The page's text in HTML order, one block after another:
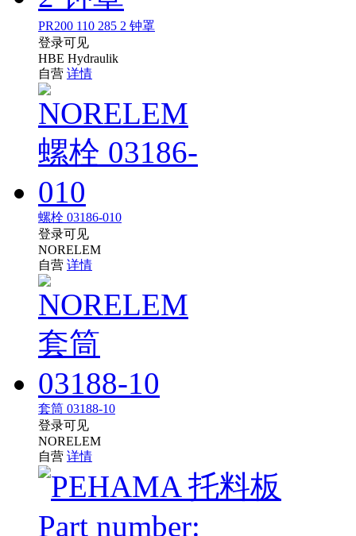
PR200 110 285 2 钟罩
登录可见
HBE Hydraulik
自营 详情
螺栓 03186-010
登录可见
NORELEM
自营 详情
套筒 03188-10
登录可见
NORELEM
自营 详情